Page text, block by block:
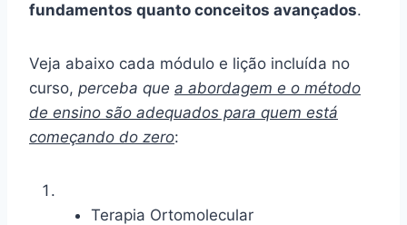
fundamentos quanto conceitos avançados.
Veja abaixo cada módulo e lição incluída no
curso, perceba que a abordagem e o método
de ensino são adequados para quem está
começando do zero:
Terapia Ortomolecular